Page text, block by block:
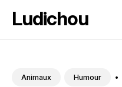
Ludichou
Animaux Humour •